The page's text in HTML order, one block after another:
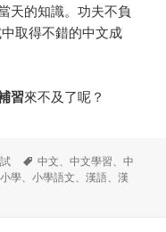
天的知識。功夫不負
取得不錯的中文成
習來不及了呢？
标
签
中文、中文學習、中
小學、小學語文、漢語、漢